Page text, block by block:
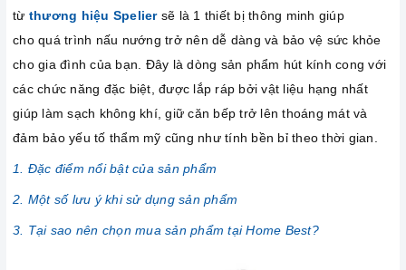
từ thương hiệu Speliersẽ là 1 thiết bị thông minh giúp
cho quá trình nấu nướng trở nên dễ dàng và bảo vệ sức khỏe
cho gia đình của bạn. Đây là dòng sản phẩm hút kính cong với
các chức năng đặc biệt, được lắp ráp bởi vật liệu hạng nhất
giúp làm sạch không khí, giữ căn bếp trở lên thoáng mát và
đảm bảo yếu tố thẩm mỹ cũng như tính bền bỉ theo thời gian.
1. Đặc điểm nổi bật của sản phẩm
2. Một số lưu ý khi sử dụng sản phẩm
3. Tại sao nên chọn mua sản phẩm tại Home Best?